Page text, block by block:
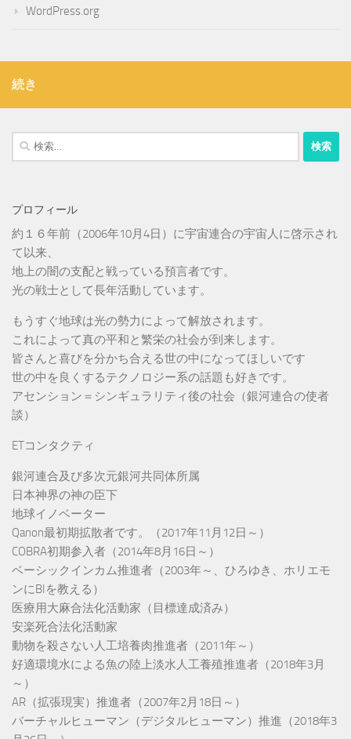
WordPress.org
続き
検
索:
プロフィール
約１６年前（2006年10月4日）に宇宙連合の宇宙人に啓示され
て以来、
地上の闇の支配と戦っている預言者です。
光の戦士として長年活動しています。
もうすぐ地球は光の勢力によって解放されます。
これによって真の平和と繁栄の社会が到来します。
皆さんと喜びを分かち合える世の中になってほしいです
世の中を良くするテクノロジー系の話題も好きです。
アセンション＝シンギュラリティ後の社会（銀河連合の使者
談）
ETコンタクティ
銀河連合及び多次元銀河共同体所属
日本神界の神の臣下
地球イノベーター
Qanon最初期拡散者です。（2017年11月12日～）
COBRA初期参入者（2014年8月16日～）
ベーシックインカム推進者（2003年～、ひろゆき、ホリエモ
ンにBIを教える）
医療用大麻合法化活動家（目標達成済み）
安楽死合法化活動家
動物を殺さない人工培養肉推進者（2011年～）
好適環境水による魚の陸上淡水人工養殖推進者（2018年3月
～）
AR（拡張現実）推進者（2007年2月18日～）
バーチャルヒューマン（デジタルヒューマン）推進（2018年3